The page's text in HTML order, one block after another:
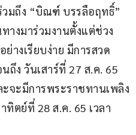
มถึง “บิณฑ์ บรรลือฤทธิ์”
างมาร่วมงานตั้งแต่ช่วง
างเรียบง่าย มีการสวด
ง วันเสาร์ที่ 27 ส.ค. 65
จะมีการพระราชทานเพลิง
ทิตย์ที่ 28 ส.ค. 65 เวลา